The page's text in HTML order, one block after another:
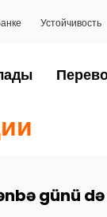
Устойчивость
günü